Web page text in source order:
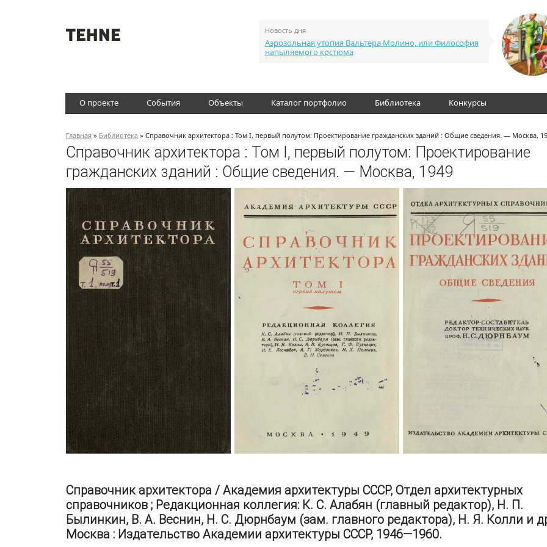
Новость дня
Аэрозольная утопия Вальтера Молино, или Философия
напыляемого костюма
О проекте События Объекты Каталог портфолио Библиотека Конкурсы
Главная » Библиотека » Справочник архитектора : Том I, первый полутом: Проектирование гражданских зданий : Общие сведения. — Москва,
Справочник архитектора : Том I, первый полутом: Проектирование
гражданских зданий : Общие сведения. — Москва, 1949
Справочник архитектора / Академия архитектуры СССР, Отдел архитектурных
справочников ; Редакционная коллегия: К. С. Алабян (главный редактор), Н. П.
Былинкин, В. А. Веснин, Н. С. Дюрнбаум (зам. главного редактора), Н. Я. Колли и
Москва : Издательство Академии архитектуры СССР, 1946—1960.